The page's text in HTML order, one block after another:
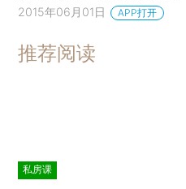
2015年06月01日 APP打开
推荐阅读
私房课